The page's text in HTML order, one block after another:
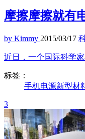
摩擦摩擦就有
by Kimmy 2015/03/17
近日，一个国际科学
标签：
手机电源新型材
3